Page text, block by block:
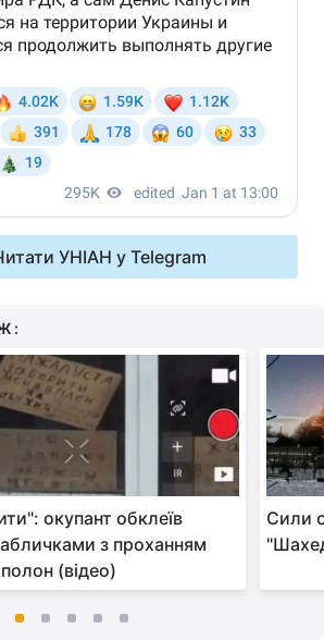
УНІАН у Telegram
окупант обклеїв
з проханням
(відео)
Сили